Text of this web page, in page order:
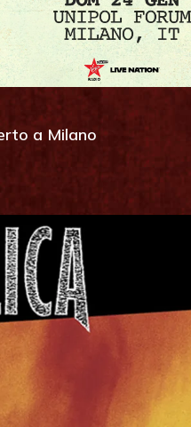
a Milano